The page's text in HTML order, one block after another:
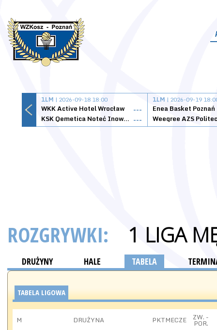
1LM | 2026-09-18 18:00
WKK Active Hotel Wrocław
---
KSK Qemetica Noteć Inowrocław ---
1LM | 2026-09-19
Enea Basket Poznań
ROZGRYWKI: 1 LIGA
DRUŻYNY HALE TABELA
TABELA LIGOWA
M DRUŻYNA PKTMECZE ZW. -
POR.